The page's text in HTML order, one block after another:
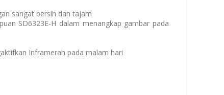
sangat bersih dan tajam
SD6323E-H dalam menangkap gambar pada
Inframerah pada malam hari